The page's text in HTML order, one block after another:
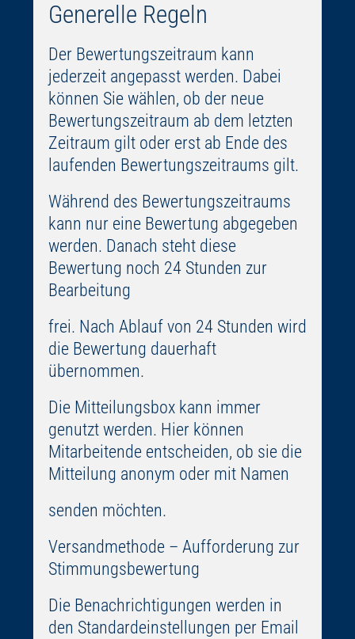
Generelle Regeln
Der Bewertungszeitraum kann
jederzeit angepasst werden. Dabei
können Sie wählen, ob der neue
Bewertungszeitraum ab dem letzten
Zeitraum gilt oder erst ab Ende des
laufenden Bewertungszeitraums gilt.
Während des Bewertungszeitraums
kann nur eine Bewertung abgegeben
werden. Danach steht diese
Bewertung noch 24 Stunden zur
Bearbeitung
frei. Nach Ablauf von 24 Stunden wird
die Bewertung dauerhaft
übernommen.
Die Mitteilungsbox kann immer
genutzt werden. Hier können
Mitarbeitende entscheiden, ob sie die
Mitteilung anonym oder mit Namen
senden möchten.
Versandmethode – Aufforderung zur
Stimmungsbewertung
Die Benachrichtigungen werden in
den Standardeinstellungen per Email